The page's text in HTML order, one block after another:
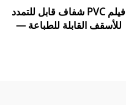
فيلم PVC شفاف قابل للتمدد
للأسقف القابلة للطباعة —